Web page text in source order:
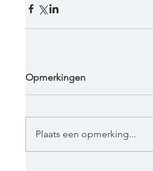
Opmerkingen
Plaats een opmerking...